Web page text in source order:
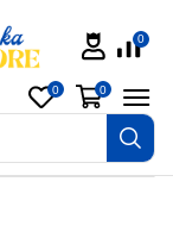
0
0 0